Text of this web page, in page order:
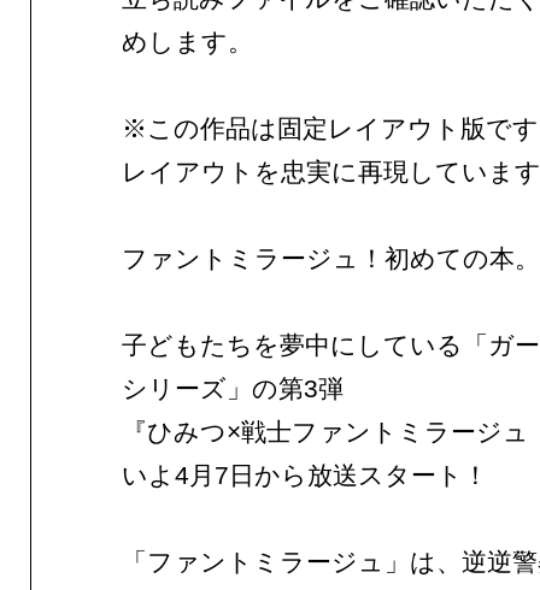
めします。
※この作品は固定レイアウト版で
レイアウトを忠実に再現していま
ファントミラージュ！初めての本。
子どもたちを夢中にしている「ガ
シリーズ」の第3弾
『ひみつ×戦士ファントミラージュ
いよ4月7日から放送スタート！
「ファントミラージュ」は、逆逆